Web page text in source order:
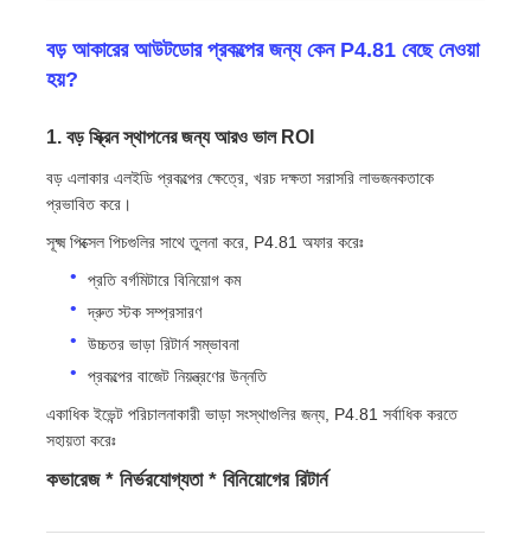
এসএমডি এলইডি স্ক্রিন
বহিরঙ্গন এলইডি ডিসপ্লে বোর্ড
বহিরঙ্গন নেতৃত্বাধীন বিলবোর্ড
বড় আকারের আউটডোর প্রকল্পের জন্য কেন P4.81 বেছে নেওয়া
হয়?
1. বড় স্ক্রিন স্থাপনের জন্য আরও ভাল ROI
বড় এলাকার এলইডি প্রকল্পের ক্ষেত্রে, খরচ দক্ষতা সরাসরি লাভজনকতাকে
প্রভাবিত করে।
সূক্ষ্ম পিক্সেল পিচগুলির সাথে তুলনা করে, P4.81 অফার করেঃ
প্রতি বর্গমিটারে বিনিয়োগ কম
দ্রুত স্টক সম্প্রসারণ
উচ্চতর ভাড়া রিটার্ন সম্ভাবনা
প্রকল্পের বাজেট নিয়ন্ত্রণের উন্নতি
একাধিক ইভেন্ট পরিচালনাকারী ভাড়া সংস্থাগুলির জন্য, P4.81 সর্বাধিক করতে
সহায়তা করেঃ
কভারেজ * নির্ভরযোগ্যতা * বিনিয়োগের রিটার্ন